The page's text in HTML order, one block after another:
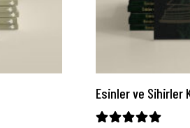
Esinler ve Sihirler